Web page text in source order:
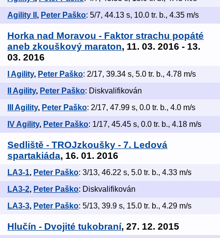
Agility II , Peter Paško: 5/7, 44.13 s, 10.0 tr. b., 4.35 m/s
Horka nad Moravou - Faktor strachu popáté
aneb zkouškový maraton, 11. 03. 2016 - 13.
03. 2016
I Agility, Peter Paško: 2/17, 39.34 s, 5.0 tr. b., 4.78 m/s
II Agility, Peter Paško: Diskvalifikován
III Agility, Peter Paško: 2/17, 47.99 s, 0.0 tr. b., 4.0 m/s
IV Agility, Peter Paško: 1/17, 45.45 s, 0.0 tr. b., 4.18 m/s
Sedliště - TROJzkoušky - 7. Ledová
spartakiáda, 16. 01. 2016
LA3-1, Peter Paško: 3/13, 46.22 s, 5.0 tr. b., 4.33 m/s
LA3-2, Peter Paško: Diskvalifikován
LA3-3, Peter Paško: 5/13, 39.9 s, 15.0 tr. b., 4.29 m/s
Hlučín - Dvojité tukobraní, 27. 12. 2015